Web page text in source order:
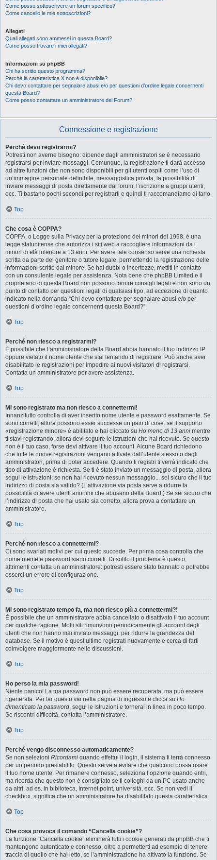
Come posso sottoscrivere un forum specifico?
Come cancello le mie sottoscrizioni?
Allegati
Quali allegati sono ammessi in questa Board?
Come posso trovare i miei allegati?
Informazioni su phpBB
Chi ha scritto questo programma?
Perché la caratteristica X non è disponibile?
Chi devo contattare per segnalare abusi e/o per questioni d’ordine legale concernenti
questa Board?
Come posso contattare un amministratore del Forum?
Connessione e registrazione
Perché devo registrarmi?
Potresti non averne bisogno: dipende dagli amministratori se è necessario
registrarsi per inviare messaggi. Comunque, la registrazione ti darà accesso
ad altre funzioni che non sono disponibili per gli utenti ospiti come l’uso di
un’immagine personale definibile, messaggistica privata, la possibilità di
inviare messaggi di posta direttamente dal forum, l’iscrizione a gruppi utenti,
ecc. Ti bastano pochi secondi per registrarti e quindi ti raccomandiamo di farlo.
Top
Che cosa è COPPA?
COPPA, o Legge sulla Privacy per la protezione dei minori del 1998, è una
legge statunitense che autorizza i siti web a raccogliere informazioni da i
minori di età inferiore a 13 anni. Per avere tale consenso serve una richiesta
scritta da parte del genitore o tutore legale, permettendo la registrazione delle
informazioni scritte dal minore. Se hai dubbi o incertezze, mettiti in contatto
con un consulente legale per assistenza. Nota bene che phpBB Limited e il
proprietario di questa Board non possono fornire consigli legali e non sono un
punto di contatto per questioni legali di qualsiasi tipo, ad eccezione di quanto
indicato nella domanda “Chi devo contattare per segnalare abusi e/o per
questioni d’ordine legale concernenti questa Board?”.
Top
Perché non riesco a registrarmi?
È possibile che l’amministratore della Board abbia bannato il tuo indirizzo IP
oppure vietato il nome utente che stai tentando di registrare. Può anche aver
disabilitato le registrazioni per impedire ai nuovi visitatori di registrarsi.
Contatta un amministratore per avere assistenza.
Top
Mi sono registrato ma non riesco a connettermi!
Innanzitutto controlla di aver inserito nome utente e password esattamente. Se
sono corretti, allora possono esser successe un paio di cose: se il supporto
«registrazione minore» è abilitato e hai cliccato su Ho meno di 13 anni mentre
ti stavi registrando, allora devi seguire le istruzioni che hai ricevuto. Se questo
non è il tuo caso, forse devi attivare il tuo account. Alcune Board richiedono
che tutte le nuove registrazioni vengano attivate dall’utente stesso o dagli
amministratori, prima di poter accedere. Quando ti registri ti verrà indicato che
tipo di attivazione è richiesta. Se ti è stato inviato un messaggio di posta, allora
segui le istruzioni; se non hai ricevuto nessun messaggio... sei sicuro che il tuo
indirizzo di posta sia valido? (L’attivazione via posta serve a ridurre la
possibilità di avere utenti anonimi che abusano della Board.) Se sei sicuro che
l’indirizzo di posta che hai usato sia corretto, allora prova a contattare un
amministratore.
Top
Perché non riesco a connettermi?
Ci sono svariati motivi per cui questo succede. Per prima cosa controlla che
nome utente e password siano corretti. Di solito il problema è questo,
altrimenti contatta un amministratore: potresti essere stato bannato o potrebbe
esserci un errore di configurazione.
Top
Mi sono registrato tempo fa, ma non riesco più a connettermi?!
È possibile che un amministratore abbia cancellato o disattivato il tuo account
per qualche ragione. Molti siti rimuovono periodicamente gli account degli
utenti che non hanno mai inviato messaggi, per ridurre la grandezza del
database. Se il motivo è quest’ultimo registrati nuovamente e cerca di farti
coinvolgere maggiormente nelle discussioni.
Top
Ho perso la mia password!
Niente panico! La tua password non può essere recuperata, ma può essere
rigenerata. Per far questo vai nella pagina di ingresso e clicca su Ho
dimenticato la password, segui le istruzioni e tornerai in linea in poco tempo.
Se riscontri difficoltà, contatta l’amministratore.
Top
Perché vengo disconnesso automaticamente?
Se non selezioni Ricordami quando effettui il login, il sistema ti terrà connesso
per un periodo prestabilito. Questo serve a evitare che qualcuno possa usare
il tuo nome utente. Per rimanere connesso, seleziona l’opzione quando entri,
ma ricorda che questo non è consigliato se ti colleghi da un PC usato anche
da altri, ad es. in biblioteca, Internet point, università, ecc. Se non vedi il
checkbox, significa che un amministratore ha disabilitato questa caratteristica.
Top
Che cosa provoca il comando “Cancella cookie”?
La funzione “Cancella cookie” eliminerà tutti i cookie generati da phpBB che ti
mantengono autenticato e connesso, oltre a permetterti ad esempio di tenere
traccia di quello che hai letto, se l’amministrazione ha attivato la funzione. Se